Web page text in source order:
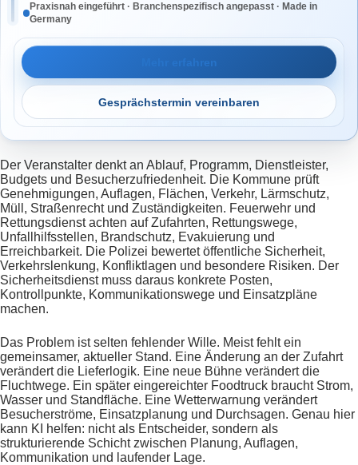
Praxisnah eingeführt · Branchenspezifisch angepasst · Made in
Germany
Mehr erfahren
Gesprächstermin vereinbaren
Der Veranstalter denkt an Ablauf, Programm, Dienstleister,
Budgets und Besucherzufriedenheit. Die Kommune prüft
Genehmigungen, Auflagen, Flächen, Verkehr, Lärmschutz,
Müll, Straßenrecht und Zuständigkeiten. Feuerwehr und
Rettungsdienst achten auf Zufahrten, Rettungswege,
Unfallhilfsstellen, Brandschutz, Evakuierung und
Erreichbarkeit. Die Polizei bewertet öffentliche Sicherheit,
Verkehrslenkung, Konfliktlagen und besondere Risiken. Der
Sicherheitsdienst muss daraus konkrete Posten,
Kontrollpunkte, Kommunikationswege und Einsatzpläne
machen.
Das Problem ist selten fehlender Wille. Meist fehlt ein
gemeinsamer, aktueller Stand. Eine Änderung an der Zufahrt
verändert die Lieferlogik. Eine neue Bühne verändert die
Fluchtwege. Ein später eingereichter Foodtruck braucht Strom,
Wasser und Standfläche. Eine Wetterwarnung verändert
Besucherströme, Einsatzplanung und Durchsagen. Genau hier
kann KI helfen: nicht als Entscheider, sondern als
strukturierende Schicht zwischen Planung, Auflagen,
Kommunikation und laufender Lage.